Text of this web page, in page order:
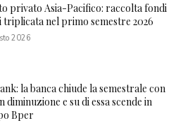
privato Asia-Pacifico: raccolta fondi
triplicata nel primo semestre 2026
2026
la banca chiude la semestrale con
diminuzione e su di essa scende in
Bper